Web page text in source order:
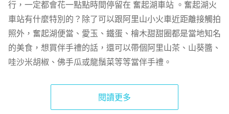
行，一定都會花一點點時間停留在 奮起湖車站 。奮起湖火
車站有什麼特別的？除了可以跟阿里山小火車近距離接觸拍
照外，奮起湖便當、愛玉、鐵蛋、檜木甜甜圈都是當地知名
的美食，想買伴手禮的話，還可以帶個阿里山茶、山葵醬、
哇沙米胡椒、佛手瓜或龍鬚菜等等當伴手禮。
閱讀更多